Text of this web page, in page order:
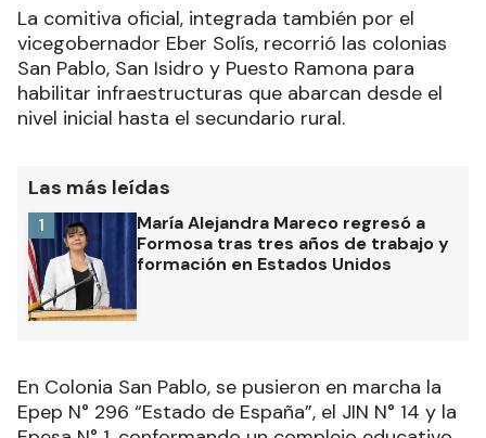
La comitiva oficial, integrada también por el
vicegobernador Eber Solís, recorrió las colonias
San Pablo, San Isidro y Puesto Ramona para
habilitar infraestructuras que abarcan desde el
nivel inicial hasta el secundario rural.
Las más leídas
María Alejandra Mareco regresó a
Formosa tras tres años de trabajo y
formación en Estados Unidos
1
En Colonia San Pablo, se pusieron en marcha la
Epep N° 296 “Estado de España”, el JIN N° 14 y la